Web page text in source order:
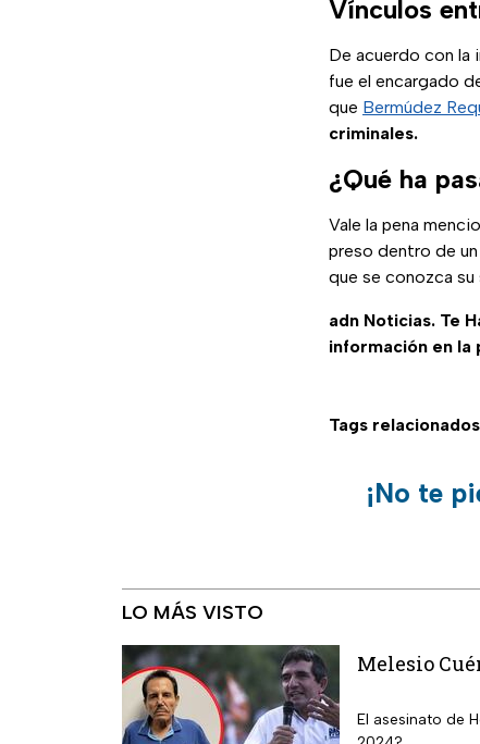
Vínculos
De acuerdo con la
fue el encargado
que Bermúdez
criminales.
¿Qué ha
Vale la pena
preso dentro de
que se conozca
adn Noticias. Te
información en la
Tags relacionados
¡No te
LO MÁS VISTO
Melesio
El asesinato de